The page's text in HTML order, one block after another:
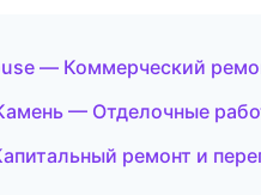
— Коммерческий
— Отделочные
ремонт и